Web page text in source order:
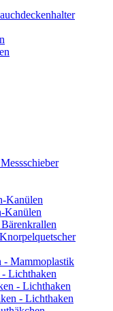
Kanülen
Kanülen
- Mammoplastik
Lichthaken
- Lichthaken
- Lichthaken